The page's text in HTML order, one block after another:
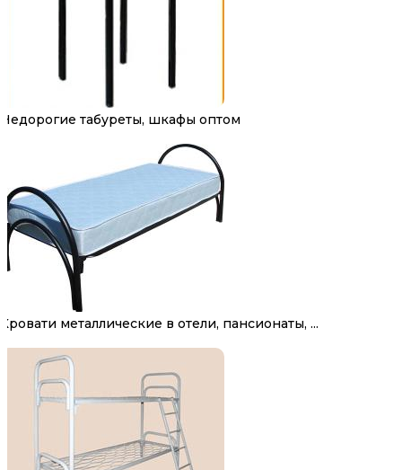
Недорогие табуреты, шкафы оптом
Кровати металлические в отели, пансионаты, ...